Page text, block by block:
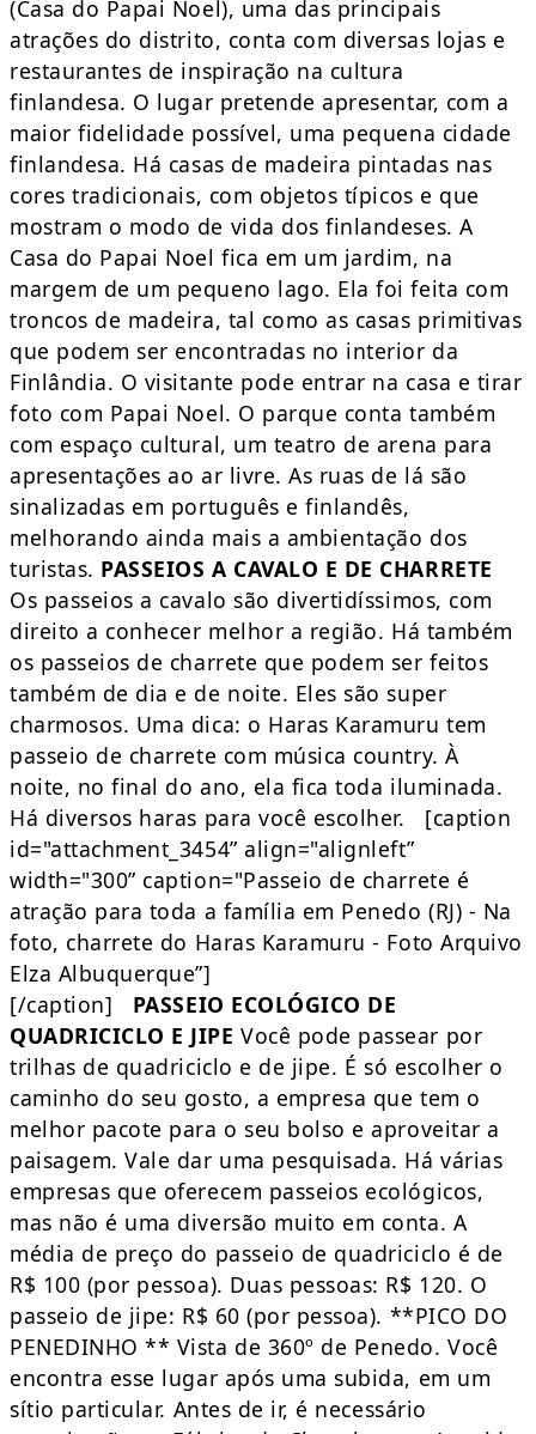
(Casa do Papai Noel), uma das principais
atrações do distrito, conta com diversas lojas e
restaurantes de inspiração na cultura
finlandesa. O lugar pretende apresentar, com a
maior fidelidade possível, uma pequena cidade
finlandesa. Há casas de madeira pintadas nas
cores tradicionais, com objetos típicos e que
mostram o modo de vida dos finlandeses. A
Casa do Papai Noel fica em um jardim, na
margem de um pequeno lago. Ela foi feita com
troncos de madeira, tal como as casas primitivas
que podem ser encontradas no interior da
Finlândia. O visitante pode entrar na casa e tirar
foto com Papai Noel. O parque conta também
com espaço cultural, um teatro de arena para
apresentações ao ar livre. As ruas de lá são
sinalizadas em português e finlandês,
melhorando ainda mais a ambientação dos
turistas. PASSEIOS A CAVALO E DE CHARRETE
Os passeios a cavalo são divertidíssimos, com
direito a conhecer melhor a região. Há também
os passeios de charrete que podem ser feitos
também de dia e de noite. Eles são super
charmosos. Uma dica: o Haras Karamuru tem
passeio de charrete com música country. À
noite, no final do ano, ela fica toda iluminada.
Há diversos haras para você escolher. [caption
id="attachment_3454” align="alignleft”
width="300” caption="Passeio de charrete é
atração para toda a família em Penedo (RJ) - Na
foto, charrete do Haras Karamuru - Foto Arquivo
Elza Albuquerque”]
[/caption] PASSEIO ECOLÓGICO DE
QUADRICICLO E JIPE Você pode passear por
trilhas de quadriciclo e de jipe. É só escolher o
caminho do seu gosto, a empresa que tem o
melhor pacote para o seu bolso e aproveitar a
paisagem. Vale dar uma pesquisada. Há várias
empresas que oferecem passeios ecológicos,
mas não é uma diversão muito em conta. A
média de preço do passeio de quadriciclo é de
R$ 100 (por pessoa). Duas pessoas: R$ 120. O
passeio de jipe: R$ 60 (por pessoa). **PICO DO
PENEDINHO ** Vista de 360º de Penedo. Você
encontra esse lugar após uma subida, em um
sítio particular. Antes de ir, é necessário